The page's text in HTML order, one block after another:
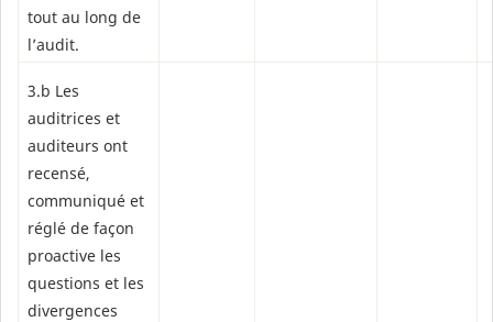
tout au long de
l’audit.
3.b Les
auditrices et
auditeurs ont
recensé,
communiqué et
réglé de façon
proactive les
questions et les
divergences